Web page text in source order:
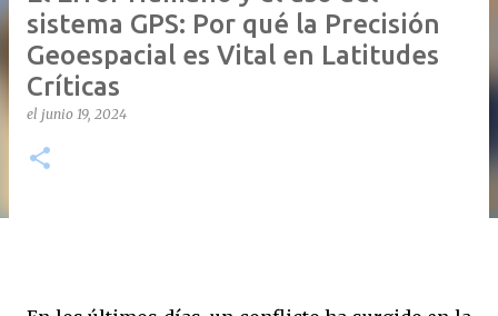
sistema GPS: Por qué la Precisión
Geoespacial es Vital en Latitudes
Críticas
el junio 19, 2024